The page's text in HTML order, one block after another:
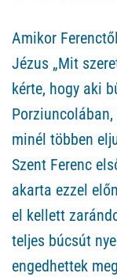
Amikor
Jézus „Mit
kérte, hogy aki
minél többen
Szent Ferenc
akarta ezzel
el kellett
teljes búcsút
engedhettek